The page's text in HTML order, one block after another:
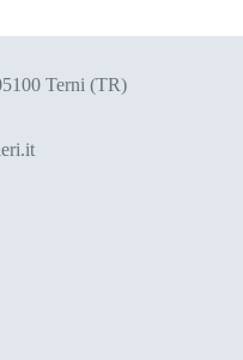
Terni (TR)